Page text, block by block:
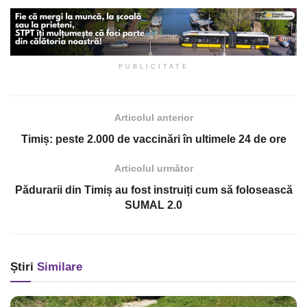
PUBLICITATE
Articolul anterior
Timiș: peste 2.000 de vaccinări în ultimele 24 de ore
Articolul următor
Pădurarii din Timiș au fost instruiți cum să folosească
SUMAL 2.0
Știri Similare